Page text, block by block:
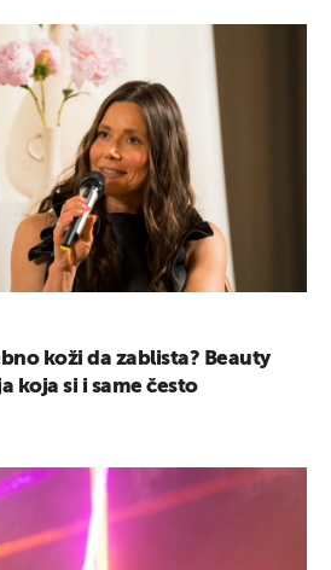
koži da zablista? Beauty
koja si i same često